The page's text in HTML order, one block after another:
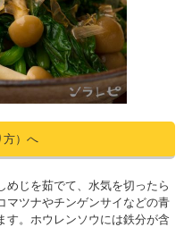
方）へ
めじを茹でて、水気を切ったら
マツナやチンゲンサイなどの青
す。ホウレンソウには鉄分が含